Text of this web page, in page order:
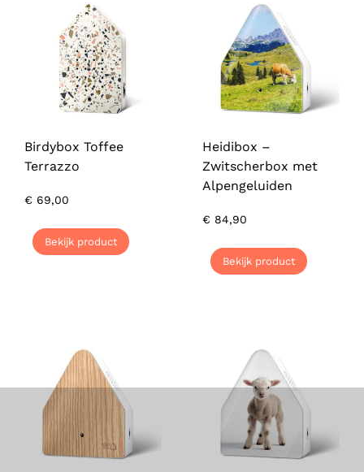
Birdybox Toffee
Terrazzo
€ 69,00
Bekijk product
Heidibox –
Zwitscherbox met
Alpengeluiden
€ 84,90
Bekijk product